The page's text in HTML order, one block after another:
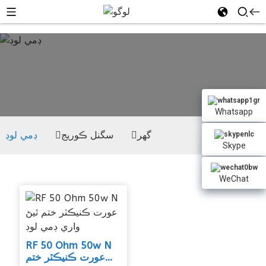
Whatsapp
Skype
WeChat
گهر سگنل ڪوريج ڊمي لوڊ
RF 50 Ohm 50w N
عورت ڪنيڪٽر ختم